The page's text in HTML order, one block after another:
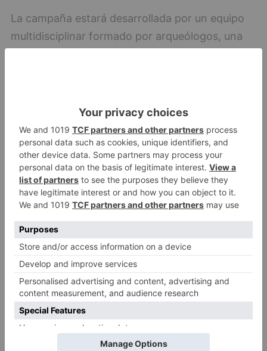
La campaña estará desarrollada por un equipo
multidisciplinar formado por arqueólogos, una
El proyecto mantiene también una firme apuesta
por la participación ciudadana. Vecinos de las
localidades próximas colaborarán como
voluntarios en los trabajos de excavación,
convirtiéndose en protagonistas de la
recuperación de un patrimonio que forma parte
de la historia del territorio.
Un pasado que todavía
guarda respuestas
Aunque un siglo después de aquellos conflictos
nació la monumental Clunia romana en el
cercano Alto de Castro, los investigadores